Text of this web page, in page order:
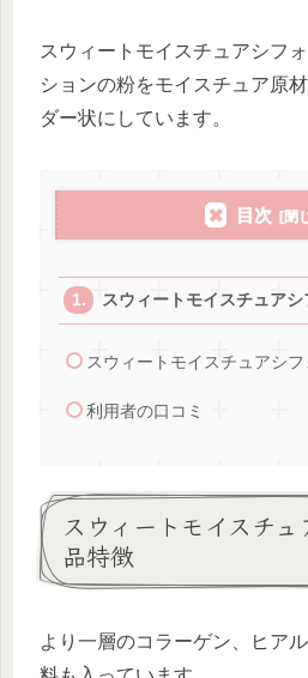
スウィートモイスチュアシフ
ションの粉をモイスチュア原
ダー状にしています。
目次
スウィートモイスチュア
スウィートモイスチュアシ
利用者の口コミ
スウィートモイスチ
品特徴
より一層のコラーゲン、ヒア